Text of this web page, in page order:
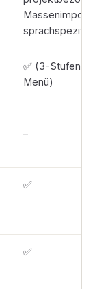
Massenimport,
✅ (3-Stufen-
Menü)
–
✅
✅